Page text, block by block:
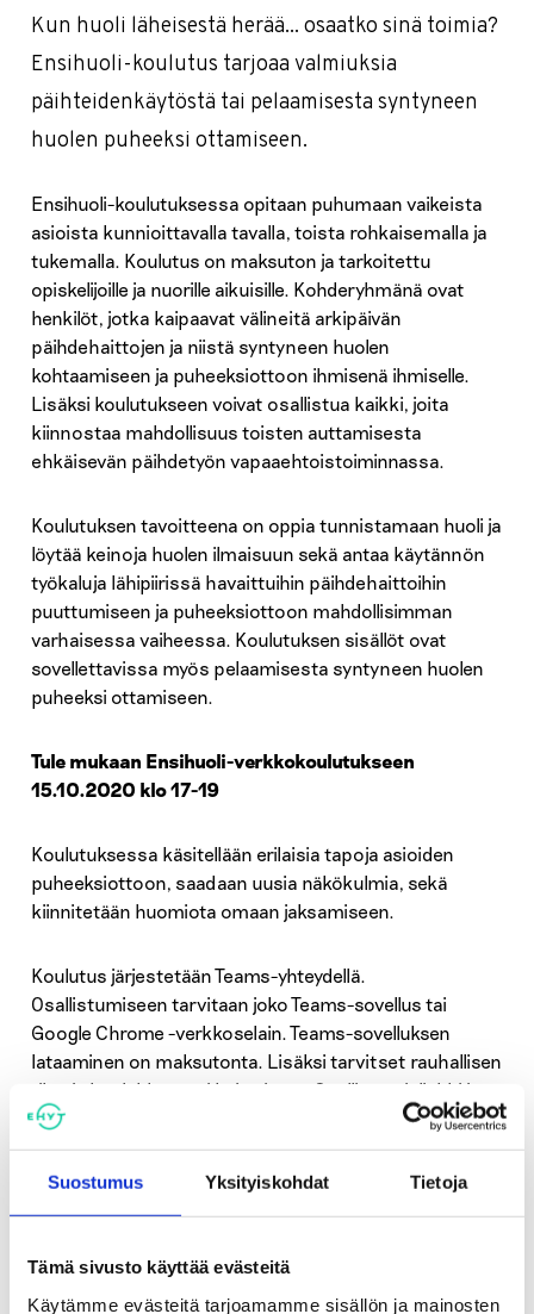
Suostumus Yksityiskohdat Tietoja
Tämä sivusto käyttää evästeitä
Käytämme evästeitä tarjoamamme sisällön ja mainosten
Kun huoli läheisestä herää... osaatko sinä toimia?
Ensihuoli-koulutus tarjoaa valmiuksia
päihteidenkäytöstä tai pelaamisesta syntyneen
huolen puheeksi ottamiseen.
Ensihuoli-koulutuksessa opitaan puhumaan vaikeista
asioista kunnioittavalla tavalla, toista rohkaisemalla ja
tukemalla. Koulutus on maksuton ja tarkoitettu
opiskelijoille ja nuorille aikuisille. Kohderyhmänä ovat
henkilöt, jotka kaipaavat välineitä arkipäivän
päihdehaittojen ja niistä syntyneen huolen
kohtaamiseen ja puheeksiottoon ihmisenä ihmiselle.
Lisäksi koulutukseen voivat osallistua kaikki, joita
kiinnostaa mahdollisuus toisten auttamisesta
ehkäisevän päihdetyön vapaaehtoistoiminnassa.
Koulutuksen tavoitteena on oppia tunnistamaan huoli ja
löytää keinoja huolen ilmaisuun sekä antaa käytännön
työkaluja lähipiirissä havaittuihin päihdehaittoihin
puuttumiseen ja puheeksiottoon mahdollisimman
varhaisessa vaiheessa. Koulutuksen sisällöt ovat
sovellettavissa myös pelaamisesta syntyneen huolen
puheeksi ottamiseen.
Tule mukaan Ensihuoli-verkkokoulutukseen
15.10.2020 klo 17-19
Koulutuksessa käsitellään erilaisia tapoja asioiden
puheeksiottoon, saadaan uusia näkökulmia, sekä
kiinnitetään huomiota omaan jaksamiseen.
Koulutus järjestetään Teams-yhteydellä.
Osallistumiseen tarvitaan joko Teams-sovellus tai
Google Chrome -verkkoselain. Teams-sovelluksen
lataaminen on maksutonta. Lisäksi tarvitset rauhallisen
tilan ja kuulokkeet tai kaiuttimen. Osallistumislinkki ja
tarkemmat ohjeet lähetetään ilmoittautuneille
sähköpostitse ennen koulutusta. Voit osallistua
koulutukseen anonyymisti nimimerkillä liittymällä
Koulutukseen mahtuu 50 osallistujaa
ilmoittautumisjärjestyksessä.